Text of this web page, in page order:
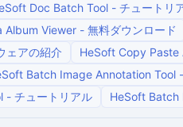
Doc Batch Tool - チュートリ
Album Viewer - 無料ダウンロード
ェアの紹介 HeSoft Copy Paste
Batch Image Annotation Tool -
- チュートリアル HeSoft Batch